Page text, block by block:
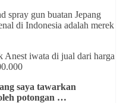
spray gun buatan Jepang
di Indonesia adalah merek
Anest iwata di jual dari harga
saya tawarkan
potongan …